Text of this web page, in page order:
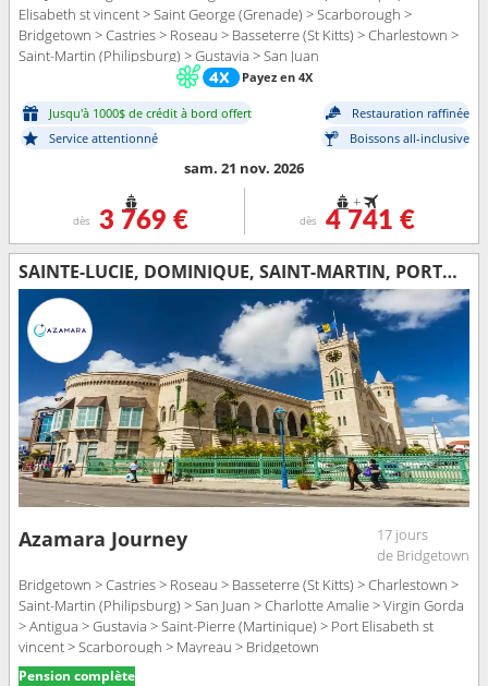
Elisabeth st vincent > Saint George (Grenade) > Scarborough >
Bridgetown > Castries > Roseau > Basseterre (St Kitts) > Charlestown >
Saint-Martin (Philipsburg) > Gustavia > San Juan
Payez en 4X
Jusqu'à 1000$ de crédit à bord offert
Restauration raffinée
Service attentionné
Boissons all-inclusive
sam. 21 nov. 2026
dès 3 769 €
+
dès 4 741 €
SAINTE-LUCIE, DOMINIQUE, SAINT-MARTIN, PORTO RICO, ÉTATS-UNIS, VIRGIN GORDA, ANTIGUA-ET-BARBUDA, FRANCE, MARTINIQUE, TRINITÉ-ET-TOBAGO, SAINT VINCENT-ET-LES-GRENADINES, BARBADE
Azamara Journey
17 jours
de Bridgetown
Bridgetown > Castries > Roseau > Basseterre (St Kitts) > Charlestown >
Saint-Martin (Philipsburg) > San Juan > Charlotte Amalie > Virgin Gorda
> Antigua > Gustavia > Saint-Pierre (Martinique) > Port Elisabeth st
vincent > Scarborough > Mayreau > Bridgetown
Pension complète